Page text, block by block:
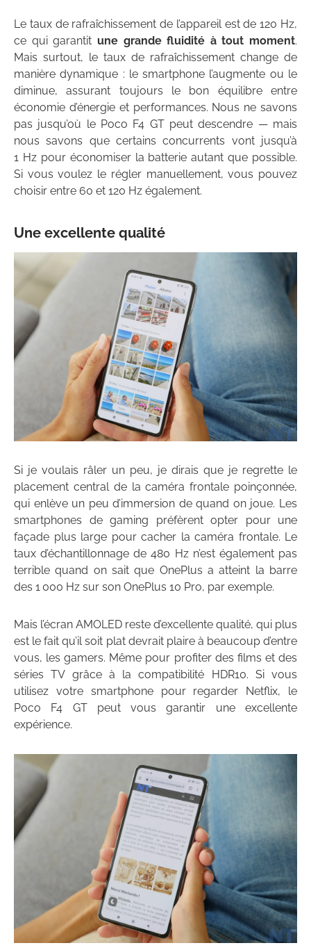
Le taux de rafraîchissement de l’appareil est de 120 Hz,
ce qui garantit une grande fluidité à tout moment.
Mais surtout, le taux de rafraîchissement change de
manière dynamique : le smartphone l’augmente ou le
diminue, assurant toujours le bon équilibre entre
économie d’énergie et performances. Nous ne savons
pas jusqu’où le Poco F4 GT peut descendre — mais
nous savons que certains concurrents vont jusqu’à
1 Hz pour économiser la batterie autant que possible.
Si vous voulez le régler manuellement, vous pouvez
choisir entre 60 et 120 Hz également.
Une excellente qualité
Si je voulais râler un peu, je dirais que je regrette le
placement central de la caméra frontale poinçonnée,
qui enlève un peu d’immersion de quand on joue. Les
smartphones de gaming préfèrent opter pour une
façade plus large pour cacher la caméra frontale. Le
taux d’échantillonnage de 480 Hz n’est également pas
terrible quand on sait que OnePlus a atteint la barre
des 1 000 Hz sur son OnePlus 10 Pro, par exemple.
Mais l’écran AMOLED reste d’excellente qualité, qui plus
est le fait qu’il soit plat devrait plaire à beaucoup d’entre
vous, les gamers. Même pour profiter des films et des
séries TV grâce à la compatibilité HDR10. Si vous
utilisez votre smartphone pour regarder Netflix, le
Poco F4 GT peut vous garantir une excellente
expérience.